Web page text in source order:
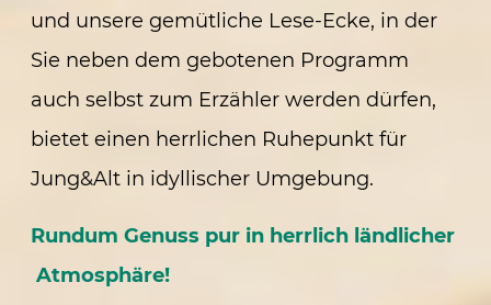
und unsere gemütliche Lese-Ecke, in der
Sie neben dem gebotenen Programm
auch selbst zum Erzähler werden dürfen,
bietet einen herrlichen Ruhepunkt für
Jung&Alt in idyllischer Umgebung.
Rundum Genuss pur in herrlich ländlicher
Atmosphäre!